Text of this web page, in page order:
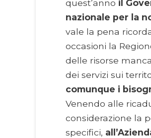
quest’anno il
nazionale per la
vale la pena
occasioni la
delle risorse
dei servizi sui
comunque i
Venendo alle
considerazione la
specifici,